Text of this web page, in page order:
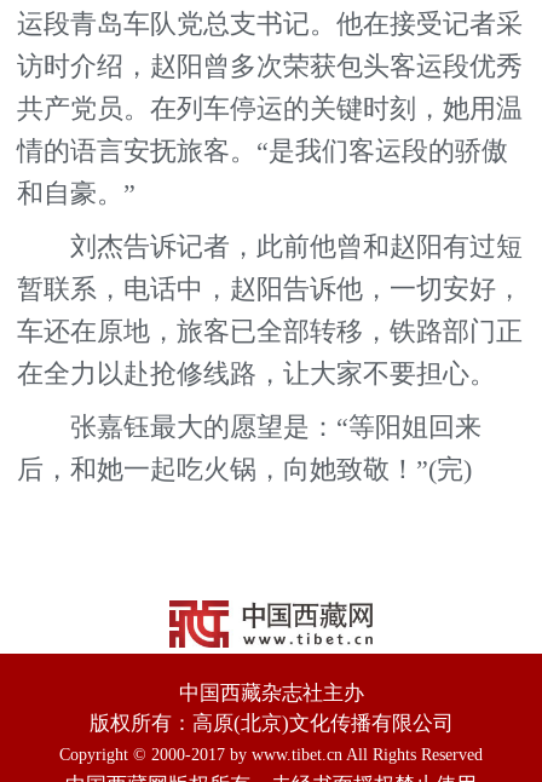
运段青岛车队党总支书记。他在接受记者采
访时介绍，赵阳曾多次荣获包头客运段优秀
共产党员。在列车停运的关键时刻，她用温
情的语言安抚旅客。“是我们客运段的骄傲
和自豪。”
刘杰告诉记者，此前他曾和赵阳有过短
暂联系，电话中，赵阳告诉他，一切安好，
车还在原地，旅客已全部转移，铁路部门正
在全力以赴抢修线路，让大家不要担心。
张嘉钰最大的愿望是：“等阳姐回来
后，和她一起吃火锅，向她致敬！”(完)
中国西藏杂志社主办
版权所有：高原(北京)文化传播有限公司
Copyright © 2000-2017 by www.tibet.cn All Rights Reserved